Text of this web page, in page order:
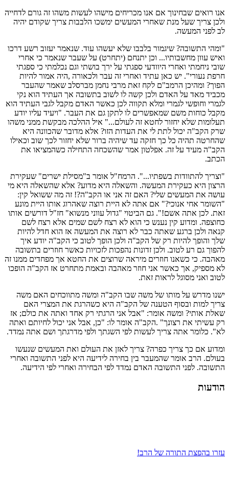
אנו רואים שבחינוך אם אנו מכריחים מישהו לעשות משהו זה גורם לדחייה
ולכן צריך שעל מנת שאחרי המעשים ימשכו הלבבות צריך שקודם יהיה
לב לפני המעשה.
"ומהי התשובה? שיגמור בלבבו שלא יעשהו עוד. שנאמר יעזוב רשע דרכו
ואיש עוון מחשבותיו... וכן יתנחם (יתחרט) על שעבר שנאמר כי אחרי
שובי ניחמתי ואחרי היוודעי ספגתי על ירך בושתי וגם נכלמתי כי ספגתי
חרפת נעורי". יש כאן עתיד ואחרי זה עבר ולכאורה ,היה אמור להיות
הפוך? ומהיכן הרמב"ם לקח זאת מרבי נחמן מברסלב שאמר שהעבר
מכביד מאד על האדם ולכן קשה לו לשוב בתשובה אך העתיד הוא נקי
לגמרי וחופשי לגמרי ומלא תקווה לכן כאשר האדם מקבל לגבי העתיד הוא
מקבל כוחות משם שמאפשרים לו לתקן גם את העבר. "ויעיד עליו יודע
תעלומות שלא יחזור לחטא זה לעולם..." איל ההלכה מבקשת ממני משהו
שרק הקב"ה יכול לתת לי את העדות הזו? אלא מדובר שהכוונה היא
שהחרטה תהיה כל כך חזקה עד שיהיה ברור שלא יחזור לכך שוב וכאילו
הקב"ה מעיד על זה. אפלטון אמר שהשכחה התחילה כשהמציאו את
הכתב.
"וצריך להתוודות בשפתיו...". הרמח"ל אומר ב"מסילת ישרים" שעקירת
הרצון היא כעקירת המעשה. והשאלה היא מדוע? אלא שהשאלה היא מי
עושה את המעשים שלי? האם זה אני או הקב"ה?! זה מה ששואל קין:
"השומר אחי אנוכי?" אם אתה לא היית רוצה שאהרוג אותו היית מונע
זאת. לכן אתה אשם!". גם הביטוי "גדול עווני מנשוא" חז"ל דורשים אותו
כחוצפה. ומדוע קין נענש כי הוא לא רצח לשם שמים אלא רצח לשם
קנאה ולכן ברגע שאתה כבר לא רוצה את המעשה אז הוא חדל להיות
שלך והופך להיות רק של הקב"ה ולכן הופך לטוב כי הקב"ה יודע איך
להפוך גם רע לטוב. ולכן זדונות נהפכות לזכויות כאשר חוזרים בתשובה
מאהבה. כי כשאנו חוזרים מיראה שרוצים את החטא אך מפחדים ממנו זה
לא מספיק, אך כאשר אני חוזר מאהבה ובאמת מתחרט אז הקב"ה הופכו
לטוב ואני מסוגל לראות זאת.
ישנו מדרש על מותו של משה שבו הקב"ה ומשה מתווכחים האם משה
צריך למות ובסוף הטענה של הקב"ה היא כשהרגת את המצרי האם
שאלת אותי? ומשה אומר: "אבל אני הרגתי רק אחד ואתה את כולם; אז
רק עשיתי את רצונך" .הקב"ה אומר לו: "כן, אבל אני יכול לחיותם ואתה
לא". כלומר אתה צריך לעשות לפי השגתך ולפי מדרגתך ושם אתה נמדד.
ומדוע אם כך צריך כפרה? צריך לאזן את העולם ואת המעשים שנעשו
בעולם. הרב אומר שהמעבר בין בחירה לידיעה היא לפני התשובה ואחרי
התשובה. לפני התשובה האדם נמדד לפי הבחירה ואחרי לפי הידיעה.
הודעות
עזרו בהפצת התורה של הרב!